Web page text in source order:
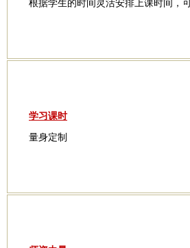
根据学生的时间灵活安排上课时间，
学习课时
量身定制